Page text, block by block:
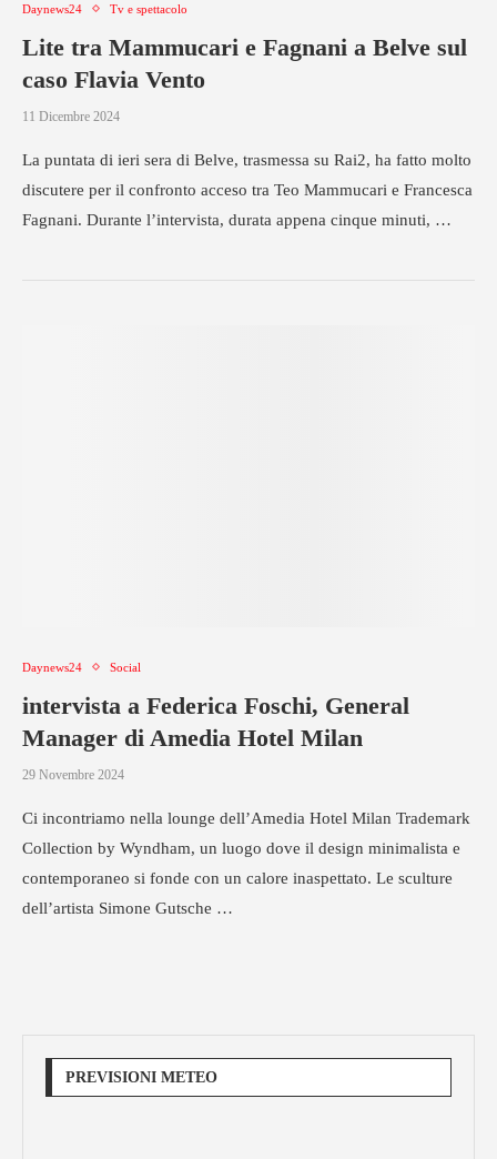
Daynews24 Tv e spettacolo
Lite tra Mammucari e Fagnani a Belve sul
caso Flavia Vento
11 Dicembre 2024
La puntata di ieri sera di Belve, trasmessa su Rai2, ha fatto molto
discutere per il confronto acceso tra Teo Mammucari e Francesca
Fagnani. Durante l’intervista, durata appena cinque minuti, …
Daynews24 Social
intervista a Federica Foschi, General
Manager di Amedia Hotel Milan
29 Novembre 2024
Ci incontriamo nella lounge dell’Amedia Hotel Milan Trademark
Collection by Wyndham, un luogo dove il design minimalista e
contemporaneo si fonde con un calore inaspettato. Le sculture
dell’artista Simone Gutsche …
PREVISIONI METEO